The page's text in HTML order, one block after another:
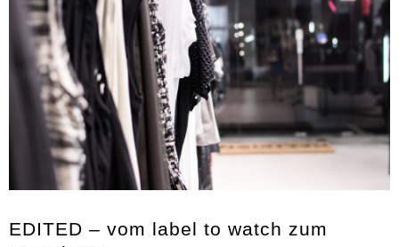
EDITED – vom label to watch zum